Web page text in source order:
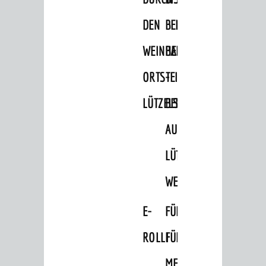
DEN
WEINHEIMER
ORTSTEIL
LÜTZELSACHSEN
BELLER-
BAD
-
BEMERKENSWERTES
AUF
LÜTZELSACHSEN'S
WEGEN
E-
ROLLI
FÜHRUNGEN
FÜR
Broschüren und Infomaterial